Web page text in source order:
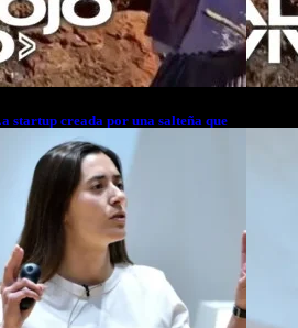
startup creada por una salteña que
resolver el estrés financiero en